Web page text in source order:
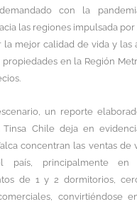
con la
las regiones impulsada
la mejor calidad de vida y las
propiedades en la Región
un reporte
Tinsa Chile deja en
concentran las ventas de
principalmente en
de 1 y 2 dormitorios,
convirtiéndose